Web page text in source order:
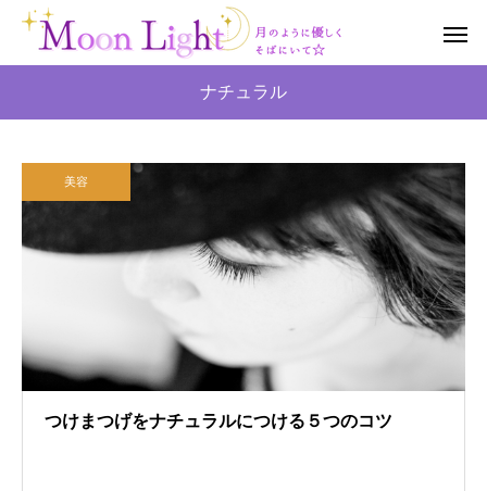
ナチュラル
美容
つけまつげをナチュラルにつける５つのコツ